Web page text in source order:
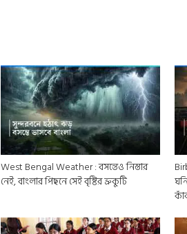
West Bengal Weather : বসন্তেও নিস্তার
নেই, বাংলার পিছনে সেই বৃষ্টির ভ্রুকুটি